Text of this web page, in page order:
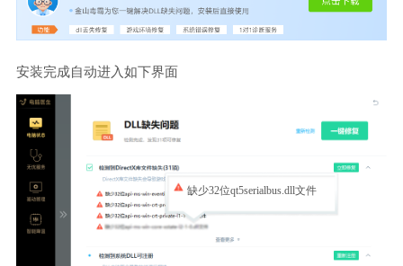
安装完成自动进入如下界面
缺少32位qt5serialbus.dll文件